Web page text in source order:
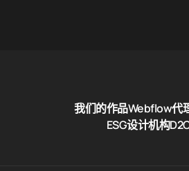
我们的作品Webflow代
ESG设计机构